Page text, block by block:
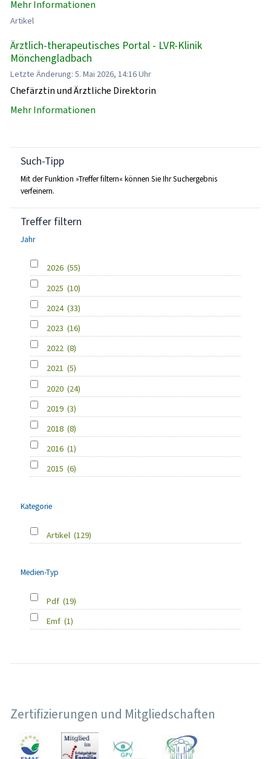
Mehr Informationen
Artikel
Ärztlich-therapeutisches Portal - LVR-Klinik
Mönchengladbach
Letzte Änderung: 5. Mai 2026, 14:16 Uhr
Chefärztin und Ärztliche Direktorin
Mehr Informationen
Such-Tipp
Mit der Funktion »Treffer filtern« können Sie Ihr Suchergebnis
verfeinern.
Treffer filtern
Jahr
2026 (55)
2025 (10)
2024 (33)
2023 (16)
2022 (8)
2021 (5)
2020 (24)
2019 (3)
2018 (8)
2016 (1)
2015 (6)
Kategorie
Artikel (129)
Medien-Typ
Pdf (19)
Emf (1)
Zertifizierungen und Mitgliedschaften